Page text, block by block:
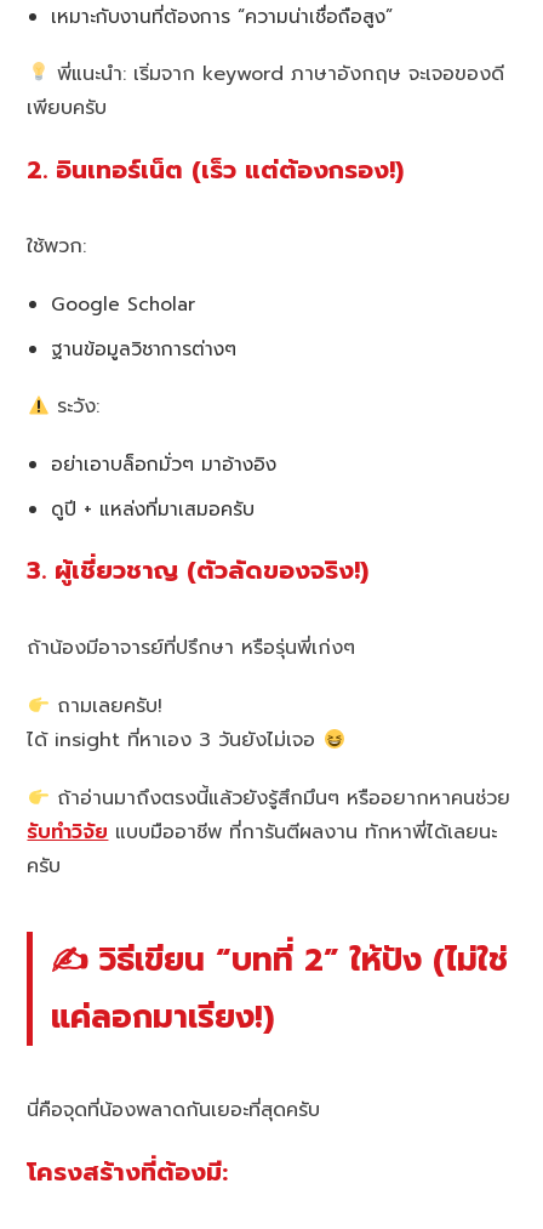
เหมาะกับงานที่ต้องการ “ความน่าเชื่อถือสูง”
พี่แนะนำ: เริ่มจาก keyword ภาษาอังกฤษ จะเจอของดี
เพียบครับ
2. อินเทอร์เน็ต (เร็ว แต่ต้องกรอง!)
ใช้พวก:
Google Scholar
ฐานข้อมูลวิชาการต่างๆ
ระวัง:
อย่าเอาบล็อกมั่วๆ มาอ้างอิง
ดูปี + แหล่งที่มาเสมอครับ
3. ผู้เชี่ยวชาญ (ตัวลัดของจริง!)
ถ้าน้องมีอาจารย์ที่ปรึกษา หรือรุ่นพี่เก่งๆ
ถามเลยครับ!
ได้ insight ที่หาเอง 3 วันยังไม่เจอ
ถ้าอ่านมาถึงตรงนี้แล้วยังรู้สึกมึนๆ หรืออยากหาคนช่วย
รับทำวิจัยแบบมืออาชีพ ที่การันตีผลงาน ทักหาพี่ได้เลยนะ
ครับ
✍️ วิธีเขียน “บทที่ 2” ให้ปัง (ไม่ใช่
แค่ลอกมาเรียง!)
นี่คือจุดที่น้องพลาดกันเยอะที่สุดครับ
โครงสร้างที่ต้องมี: